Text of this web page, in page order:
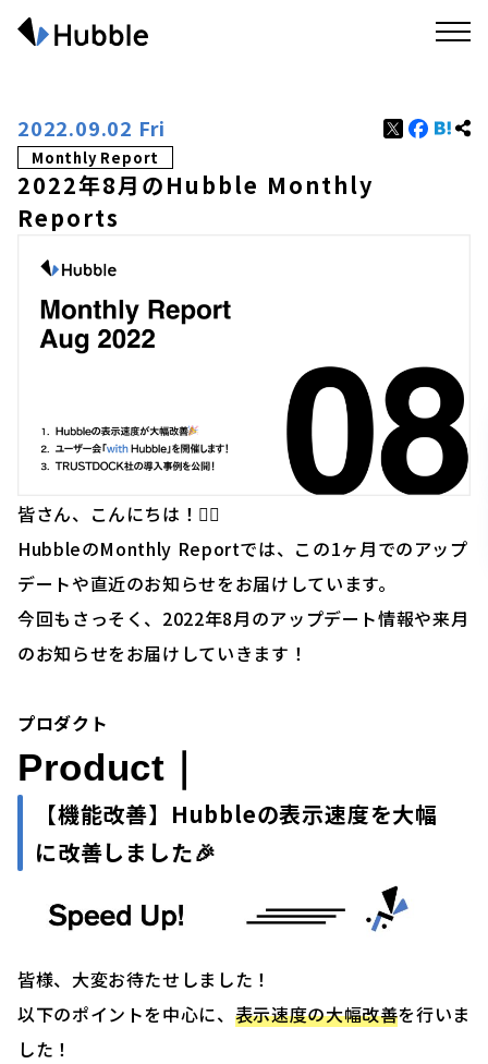
2022.09.02 Fri
Monthly Report
2022年8月のHubble Monthly
Reports
皆さん、こんにちは！🙋‍♂️
HubbleのMonthly Reportでは、この1ヶ月でのアップ
デートや直近のお知らせをお届けしています。
今回もさっそく、2022年8月のアップデート情報や来月
のお知らせをお届けしていきます！
プロダクト
Product｜
【機能改善】Hubbleの表示速度を大幅
に改善しました🎉
皆様、大変お待たせしました！
以下のポイントを中心に、 表示速度の大幅改善を行いま
した！